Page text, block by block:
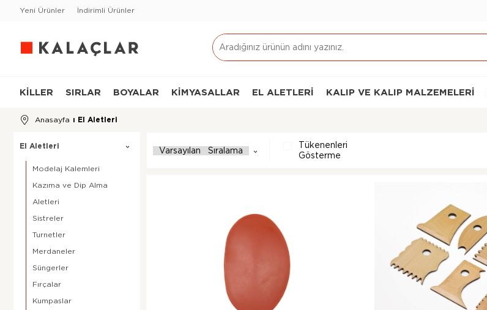
Yeni Ürünler İndirimli Ürünler
KILLER SIRLAR BOYALAR KIMYASALLAR EL ALETLERI KALIP VE KALIP MALZEMELERI
Anasayfa › El Aletleri
El Aletleri
Modelaj Kalemleri
Kazıma ve Dip Alma
Aletleri
Sistreler
Turnetler
Merdaneler
Süngerler
Fırçalar
Kumpaslar
Tükenenleri
Gösterme